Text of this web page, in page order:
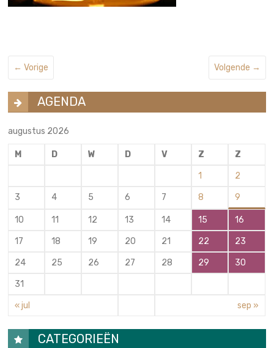
← Vorige Volgende →
AGENDA
augustus 2026
M D W D V Z Z
1 2
3 4 5 6 7 8 9
10 11 12 13 14 15 16
17 18 19 20 21 22 23
24 25 26 27 28 29 30
31
« jul sep »
CATEGORIEËN